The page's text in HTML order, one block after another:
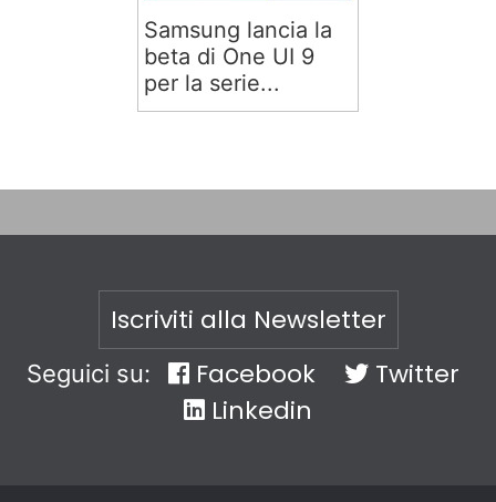
Samsung lancia la
beta di One UI 9
per la serie...
Iscriviti alla Newsletter
Seguici su: Facebook
Twitter
Linkedin